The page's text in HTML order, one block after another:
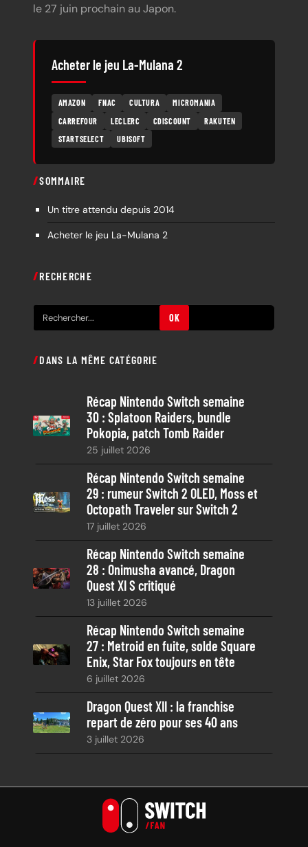
le 27 juin prochain au Japon.
Acheter le jeu La-Mulana 2
AMAZON FNAC CULTURA
MICROMANIA
CARREFOUR
LECLERC CDISCOUNT
RAKUTEN
STARTSELECT
UBISOFT
SOMMAIRE
Un titre attendu depuis 2014
Acheter le jeu La-Mulana 2
RECHERCHE
e
h
c
h
OK
DANS LA MÊME CATÉGORIE
Récap Nintendo Switch semaine
30 : Splatoon Raiders, bundle
Pokopia, patch Tomb Raider
25 juillet 2026
Récap Nintendo Switch semaine
29 : rumeur Switch 2 OLED, Moss et
Octopath Traveler sur Switch 2
17 juillet 2026
Récap Nintendo Switch semaine
28 : Onimusha avancé, Dragon
Quest XI S critiqué
13 juillet 2026
Récap Nintendo Switch semaine
27 : Metroid en fuite, solde Square
Enix, Star Fox toujours en tête
6 juillet 2026
Dragon Quest XII : la franchise
repart de zéro pour ses 40 ans
3 juillet 2026